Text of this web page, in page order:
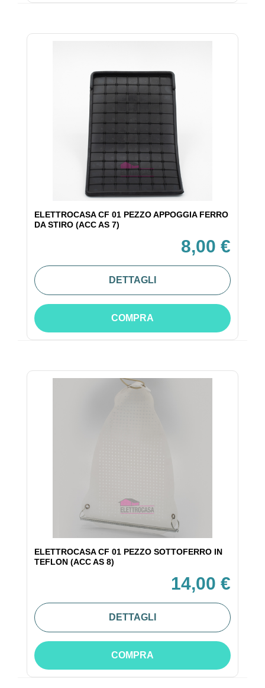
ELETTROCASA CF 01 PEZZO APPOGGIA FERRO
DA STIRO (ACC AS 7)
8,00 €
DETTAGLI
COMPRA
ELETTROCASA CF 01 PEZZO SOTTOFERRO IN
TEFLON (ACC AS 8)
14,00 €
DETTAGLI
COMPRA